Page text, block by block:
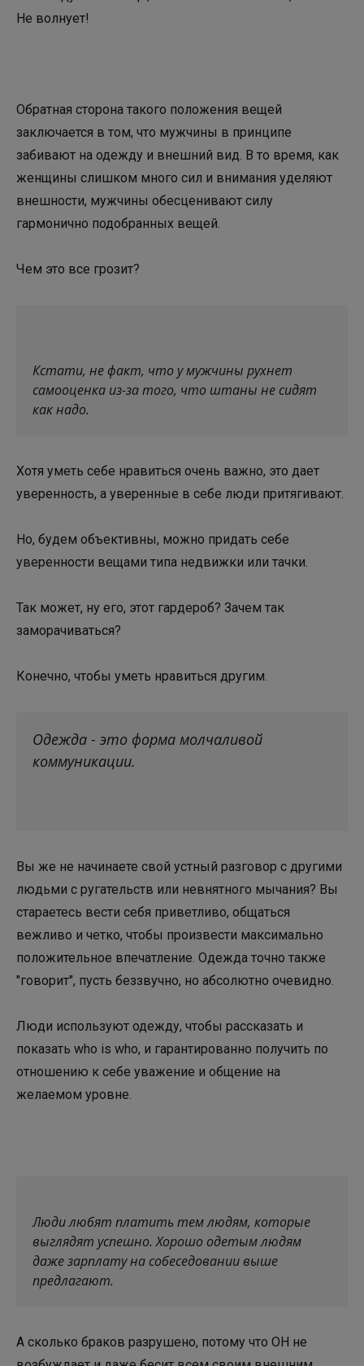
Не волнует!
Обратная сторона такого положения вещей
заключается в том, что мужчины в принципе
забивают на одежду и внешний вид. В то время, как
женщины слишком много сил и внимания уделяют
внешности, мужчины обесценивают силу
гармонично подобранных вещей.
Чем это все грозит?
Кстати, не факт, что у мужчины рухнет
самооценка из-за того, что штаны не сидят
как надо.
Хотя уметь себе нравиться очень важно, это дает
уверенность, а уверенные в себе люди притягивают.
Но, будем объективны, можно придать себе
уверенности вещами типа недвижки или тачки.
Так может, ну его, этот гардероб? Зачем так
заморачиваться?
Конечно, чтобы уметь нравиться другим.
Одежда - это форма молчаливой
коммуникации.
Вы же не начинаете свой устный разговор с другими
людьми с ругательств или невнятного мычания? Вы
стараетесь вести себя приветливо, общаться
вежливо и четко, чтобы произвести максимально
положительное впечатление. Одежда точно также
"говорит", пусть беззвучно, но абсолютно очевидно.
Люди используют одежду, чтобы рассказать и
показать who is who, и гарантированно получить по
отношению к себе уважение и общение на
желаемом уровне.
Люди любят платить тем людям, которые
выглядят успешно. Хорошо одетым людям
даже зарплату на собеседовании выше
предлагают.
А сколько браков разрушено, потому что ОН не